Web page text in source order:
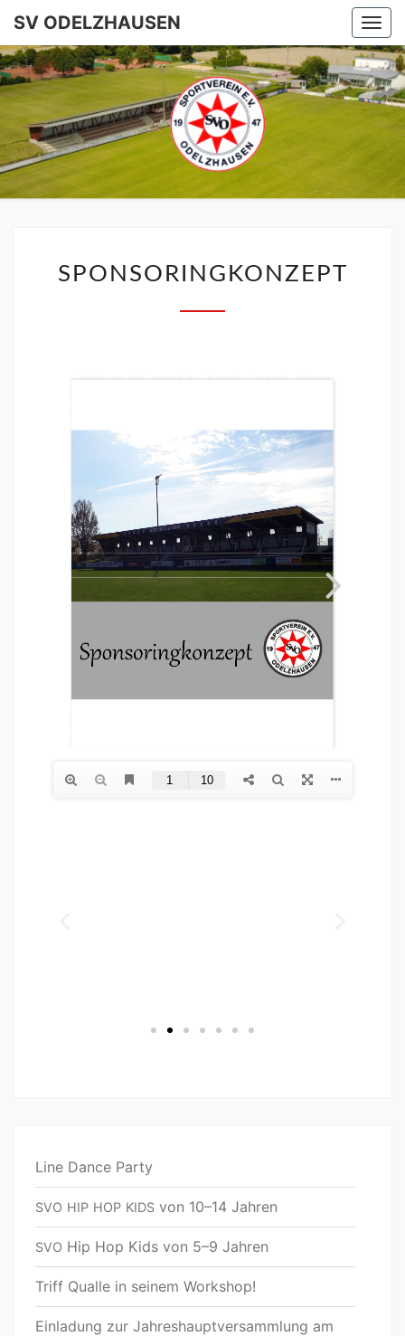
SV ODELZHAUSEN
SV
SPONSORINGKONZEPT
Line Dance Party
SVO HIP HOP KIDS von 10–14 Jahren
SVO Hip Hop Kids von 5–9 Jahren
Triff Qualle in seinem Workshop!
Einladung zur Jahreshauptversammlung am